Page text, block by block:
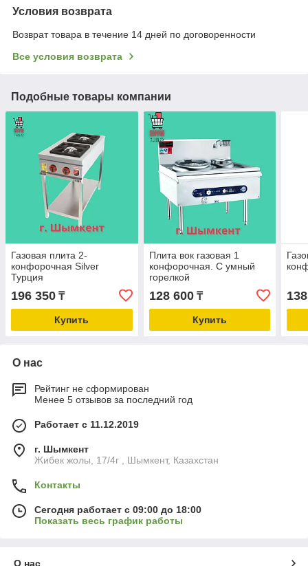
Условия возврата
Возврат товара в течение 14 дней по договоренности
Все условия возврата
Подобные товары компании
Газовая плита 2-
конфорочная Silver
Турция
196 350 ₸
Купить
Плита вок газовая 1
конфорочная. С умный
горелкой
128 600₸
Купить
О нас
Рейтинг не сформирован
Менее 5 отзывов за последний год
Работает с 11.12.2019
г. Шымкент
Жибек жолы, 17/4г , Шымкент, Казахстан
Контакты
Сегодня работает с 09:00 до 18:00
Показать весь график работы
О нас